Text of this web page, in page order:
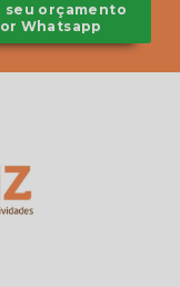
seu orçamento
Whatsapp